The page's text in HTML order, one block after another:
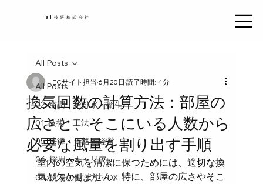
a1技研株式会社
All Posts
02. 空調・給排水・衛生
01. 技術・工法
05. 法律・資格・経営
06. 採用・キャリア
04. 現場の働き方・DX
All Posts
換気回数の計算方法：部屋の
広さと、そこにいる人数から
必要な風量を割り出す手順
ECサイト担当6月20日 読了時間: 4分
室内の空気を清潔に保つためには、適切な換
気が欠かせません。特に、部屋の広さやそこ